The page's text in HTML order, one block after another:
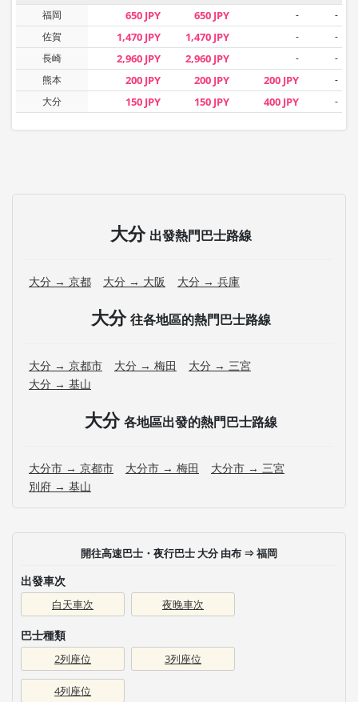
福岡
650 JPY 650 JPY -
-
佐賀
1,470 JPY 1,470 JPY -
-
長崎
2,960 JPY 2,960 JPY -
-
熊本
200 JPY 200 JPY 200 JPY
-
大分
150 JPY 150 JPY 400 JPY -
大分 出發熱門巴士路線
大分 → 京都 大分 → 大阪 大分 → 兵庫
大分 往各地區的熱門巴士路線
大分 → 京都市 大分 → 梅田
大分 → 三宮
大分 → 基山
大分 各地區出發的熱門巴士路線
大分市 → 京都市 大分市 → 梅田
大分市 → 三宮
別府 → 基山
開往高速巴士・夜行巴士 大分 由布 ⇒ 福岡
出發車次
白天車次 夜晚車次
巴士種類
2列座位 3列座位
4列座位